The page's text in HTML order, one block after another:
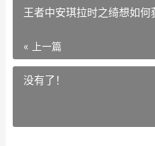
王者中安琪拉时之绮想如
« 上一篇
没有了！